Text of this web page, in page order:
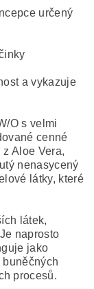
určený
a vykazuje
O s velmi
cenné
Aloe Vera,
nenasycený
látky, které
látek,
naprosto
jako
procesů.